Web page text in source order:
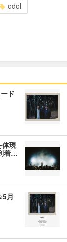
odol
ド
体現
着…
5月